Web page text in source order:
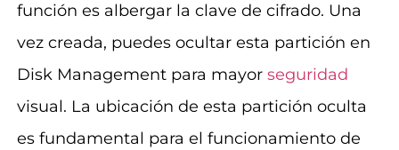
función es albergar la clave de cifrado. Una
vez creada, puedes ocultar esta partición en
Disk Management para mayor seguridad
visual. La ubicación de esta partición oculta
es fundamental para el funcionamiento de